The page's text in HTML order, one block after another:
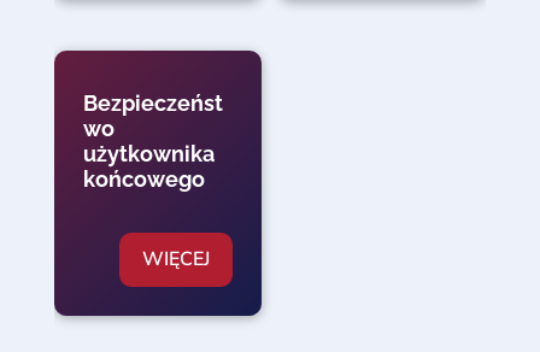
Bezpieczeńst
wo
użytkownika
końcowego
WIĘCEJ